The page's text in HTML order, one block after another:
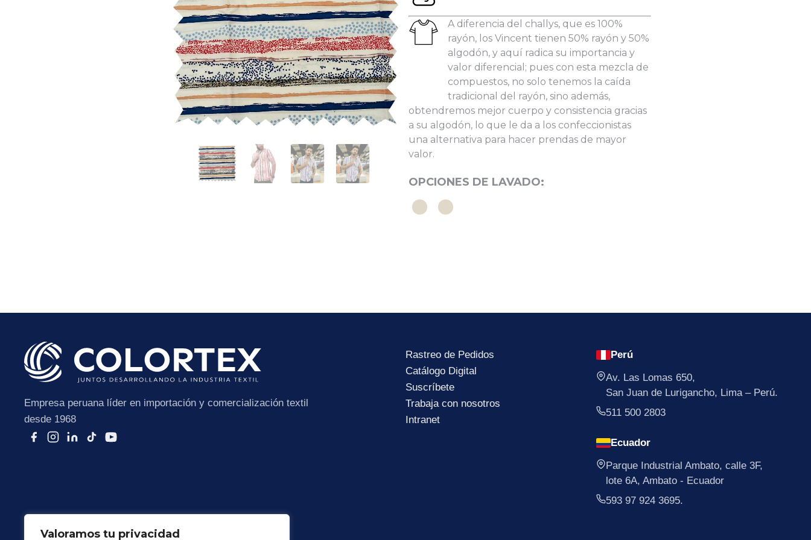
Valoramos tu privacidad
A diferencia del challys, que es 100%
rayón, los Vincent tienen 50% rayón y 50%
algodón, y aquí radica su importancia y
valor diferencial; pues con esta mezcla de
compuestos, no solo tenemos la caída
tradicional del rayón, sino además,
obtendremos mejor cuerpo y consistencia gracias
a su algodón, lo que le da a los confeccionistas
una alternativa para hacer prendas de mayor
valor.
Empresa peruana líder en importación y comercialización textil
desde 1968
Rastreo de Pedidos
Catálogo Digital
Suscríbete
Trabaja con nosotros
Intranet
Perú
Av. Las Lomas 650,
San Juan de Lurigancho, Lima – Perú.
511 500 2803
Ecuador
Parque Industrial Ambato, calle 3F,
lote 6A, Ambato - Ecuador
593 97 924 3695.
Datos personales:
He leído y acepto la Política de Privacidad